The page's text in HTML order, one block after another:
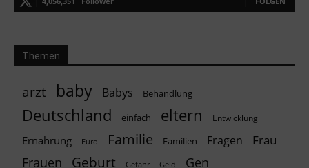
Themen
arzt baby Babys Behandlung
Deutschland einfach eltern Entwicklung
Ernährung Euro Familie Familien Fragen Frau
Frauen Geburt Gefahr Geld
Gen